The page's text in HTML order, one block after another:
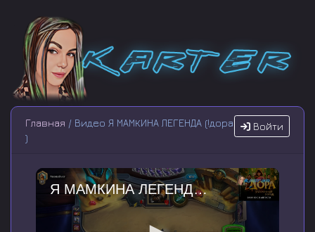
Войти
Главная / Видео Я МАМКИНА ЛЕГЕНДА (!дора
)
Я МАМКИНА ЛЕГЕНДА (!дора )